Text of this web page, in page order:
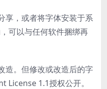
，或者将字体安装于系
可以与任何软件捆绑再
。但修改或改造后的字
License 1.1授权公开。